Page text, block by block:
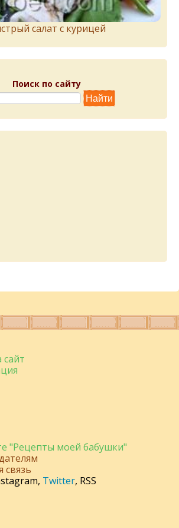
салат с курицей
Поиск по сайту
сайт
"Рецепты моей бабушки"
связь
, Twitter, RSS